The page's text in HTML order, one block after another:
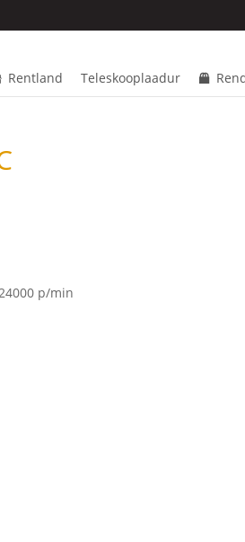
Rentland Teleskooplaadur
p/min